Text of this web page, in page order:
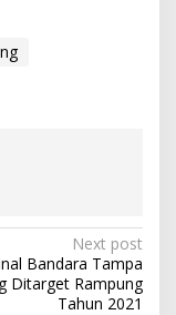
Next post
Bandara Tampa
Ditarget Rampung
Tahun 2021